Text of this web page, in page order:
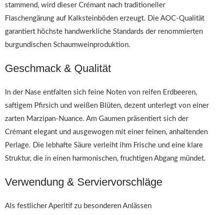
stammend, wird dieser Crémant nach traditioneller
Flaschengärung auf Kalksteinböden erzeugt. Die AOC-Qualität
garantiert höchste handwerkliche Standards der renommierten
burgundischen Schaumweinproduktion.
Geschmack & Qualität
In der Nase entfalten sich feine Noten von reifen Erdbeeren,
saftigem Pfirsich und weißen Blüten, dezent unterlegt von einer
zarten Marzipan-Nuance. Am Gaumen präsentiert sich der
Crémant elegant und ausgewogen mit einer feinen, anhaltenden
Perlage. Die lebhafte Säure verleiht ihm Frische und eine klare
Struktur, die in einen harmonischen, fruchtigen Abgang mündet.
Verwendung & Serviervorschläge
Als festlicher Aperitif zu besonderen Anlässen